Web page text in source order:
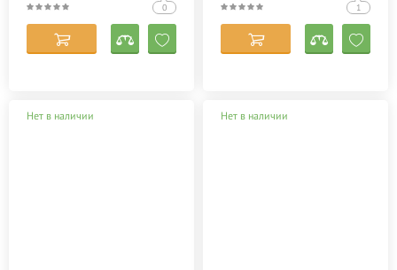
0 1
Нет в наличии Нет в наличии